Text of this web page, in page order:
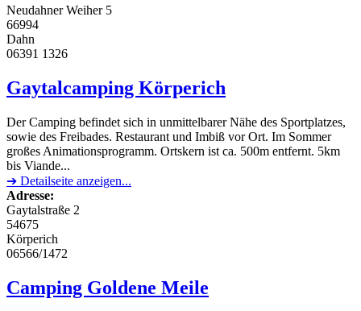
Neudahner Weiher 5
66994
Dahn
06391 1326
Gaytalcamping Körperich
Der Camping befindet sich in unmittelbarer Nähe des Sportplatzes,
sowie des Freibades. Restaurant und Imbiß vor Ort. Im Sommer
großes Animationsprogramm. Ortskern ist ca. 500m entfernt. 5km
bis Viande...
➔ Detailseite anzeigen...
Adresse:
Gaytalstraße 2
54675
Körperich
06566/1472
Camping Goldene Meile